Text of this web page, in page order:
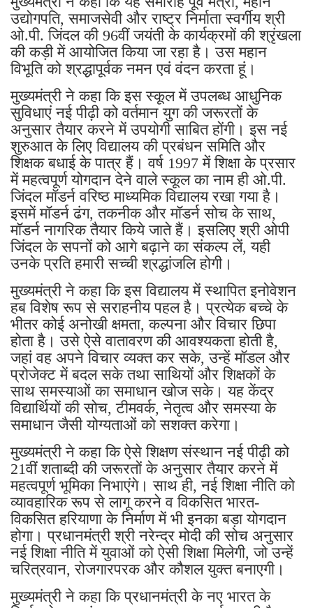
उद्योगपति, समाजसेवी और राष्ट्र निर्माता स्वर्गीय श्री
ओ.पी. जिंदल की 96वीं जयंती के कार्यक्रमों की श्रृंखला
की कड़ी में आयोजित किया जा रहा है। उस महान
विभूति को श्रद्धापूर्वक नमन एवं वंदन करता हूं।
मुख्यमंत्री ने कहा कि इस स्कूल में उपलब्ध आधुनिक
सुविधाएं नई पीढ़ी को वर्तमान युग की जरूरतों के
अनुसार तैयार करने में उपयोगी साबित होंगी। इस नई
शुरुआत के लिए विद्यालय की प्रबंधन समिति और
शिक्षक बधाई के पात्र हैं। वर्ष 1997 में शिक्षा के प्रसार
में महत्वपूर्ण योगदान देने वाले स्कूल का नाम ही ओ.पी.
जिंदल मॉडर्न वरिष्ठ माध्यमिक विद्यालय रखा गया है।
इसमें मॉडर्न ढंग, तकनीक और मॉडर्न सोच के साथ,
मॉडर्न नागरिक तैयार किये जाते हैं। इसलिए श्री ओपी
जिंदल के सपनों को आगे बढ़ाने का संकल्प लें, यही
उनके प्रति हमारी सच्ची श्रद्धांजलि होगी।
मुख्यमंत्री ने कहा कि इस विद्यालय में स्थापित इनोवेशन
हब विशेष रूप से सराहनीय पहल है। प्रत्येक बच्चे के
भीतर कोई अनोखी क्षमता, कल्पना और विचार छिपा
होता है। उसे ऐसे वातावरण की आवश्यकता होती है,
जहां वह अपने विचार व्यक्त कर सके, उन्हें मॉडल और
प्रोजेक्ट में बदल सके तथा साथियों और शिक्षकों के
साथ समस्याओं का समाधान खोज सके। यह केंद्र
विद्यार्थियों की सोच, टीमवर्क, नेतृत्व और समस्या के
समाधान जैसी योग्यताओं को सशक्त करेगा।
मुख्यमंत्री ने कहा कि ऐसे शिक्षण संस्थान नई पीढ़ी को
21वीं शताब्दी की जरूरतों के अनुसार तैयार करने में
महत्वपूर्ण भूमिका निभाएंगे। साथ ही, नई शिक्षा नीति को
व्यावहारिक रूप से लागू करने व विकसित भारत-
विकसित हरियाणा के निर्माण में भी इनका बड़ा योगदान
होगा। प्रधानमंत्री श्री नरेन्द्र मोदी की सोच अनुसार
नई शिक्षा नीति में युवाओं को ऐसी शिक्षा मिलेगी, जो उन्हें
चरित्रवान, रोजगारपरक और कौशल युक्त बनाएगी।
मुख्यमंत्री ने कहा कि प्रधानमंत्री के नए भारत के